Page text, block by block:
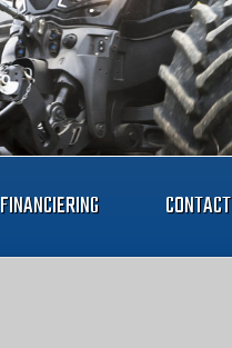
FINANCIERING CONTACT